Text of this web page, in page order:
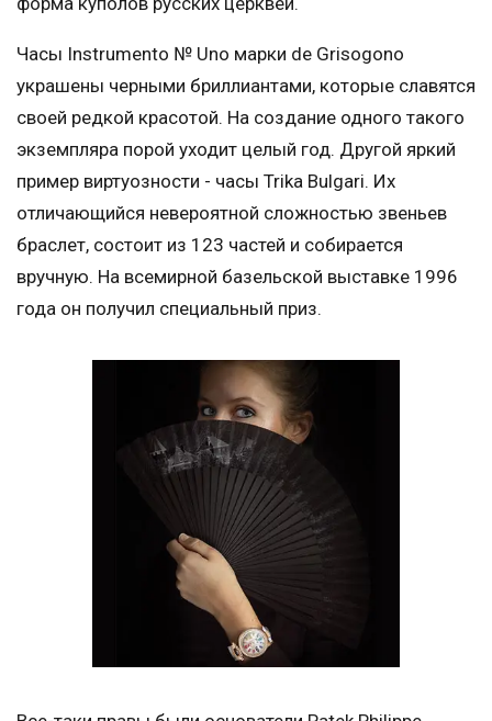
Часы Instrumento № Uno марки de Grisogono
украшены черными бриллиантами, которые славятся
своей редкой красотой. На создание одного такого
экземпляра порой уходит целый год. Другой яркий
пример виртуозности - часы Trika Bulgari. Их
отличающийся невероятной сложностью звеньев
браслет, состоит из 123 частей и собирается
вручную. На всемирной базельской выставке 1996
года он получил специальный приз.